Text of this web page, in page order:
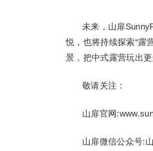
未来，山扉
悦，也将持续探索“露
景，把中式露营玩出更
敬请关注：
山扉官网
山扉微信公众号: